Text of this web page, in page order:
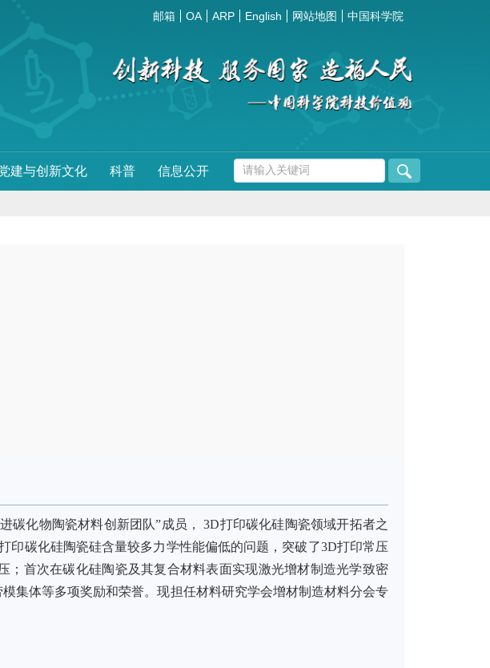
邮箱 OA ARP English 网站地图 中国科学院
建与创新文化 科普 信息公开
碳化物陶瓷材料创新团队”成员，3D打印碳化硅陶瓷领域开拓者之
印碳化硅陶瓷硅含量较多力学性能偏低的问题，突破了3D打印常压
首次在碳化硅陶瓷及其复合材料表面实现激光增材制造光学致密
集体等多项奖励和荣誉。现担任材料研究学会增材制造材料分会专